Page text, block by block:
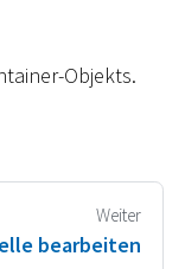
Objekts.
Weiter
bearbeiten